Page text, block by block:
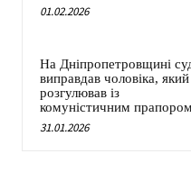
01.02.2026
На Дніпропетровщині
виправдав чоловіка, який
розгулював із
комуністичним прапором
31.01.2026